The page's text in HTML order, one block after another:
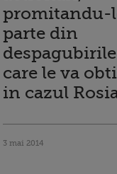
promitandu-
parte din
care le va
in cazul
3 mai 2014